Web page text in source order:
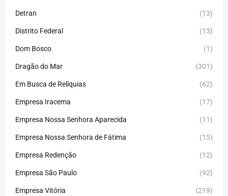
Detran (13)
Distrito Federal (13)
Dom Bosco (1)
Dragão do Mar (301)
Em Busca de Relíquias (62)
Empresa Iracema (17)
Empresa Nossa Senhora Aparecida (11)
Empresa Nossa Senhora de Fátima (15)
Empresa Redenção (12)
Empresa São Paulo (92)
Empresa Vitória (219)